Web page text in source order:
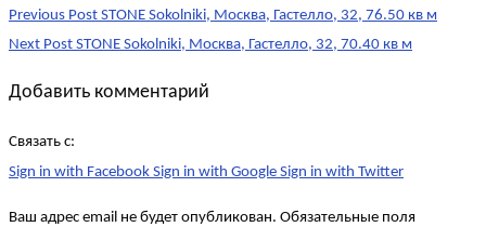
Post
navigation
Previous Post STONE Sokolniki, Москва, Гастелло, 32, 76.50 кв м
Next Post STONE Sokolniki, Москва, Гастелло, 32, 70.40 кв м
Добавить комментарий
Связать с:
Sign in with Facebook Sign in with Google Sign in with Twitter
Ваш адрес email не будет опубликован. Обязательные поля